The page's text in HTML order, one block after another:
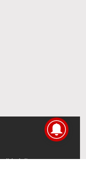
directamente en